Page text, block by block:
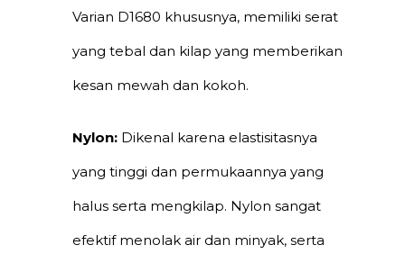
Varian D1680 khususnya, memiliki serat
yang tebal dan kilap yang memberikan
kesan mewah dan kokoh.
Nylon: Dikenal karena elastisitasnya
yang tinggi dan permukaannya yang
halus serta mengkilap. Nylon sangat
efektif menolak air dan minyak, serta